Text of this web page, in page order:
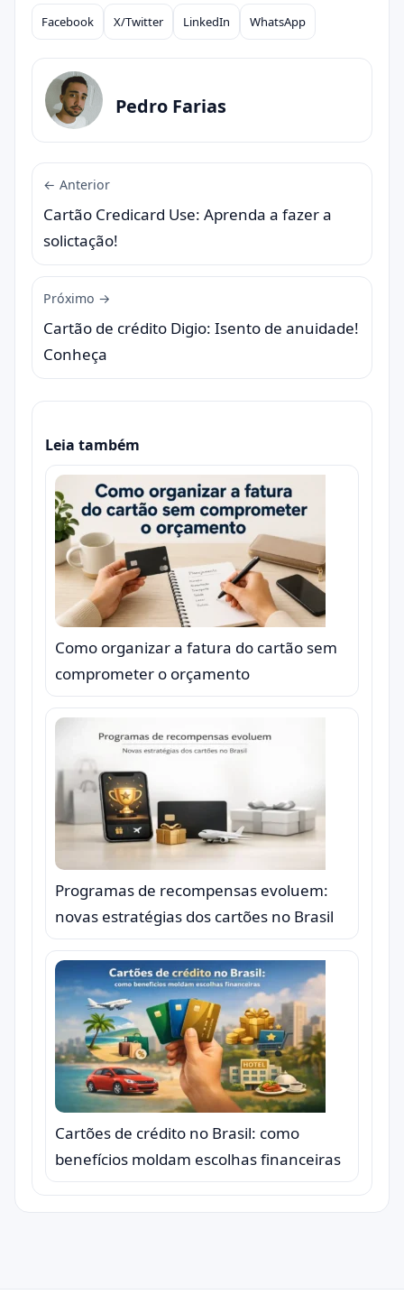
Compartilhar
Facebook X/Twitter LinkedIn WhatsApp
Pedro Farias
← Anterior
Cartão Credicard Use: Aprenda a fazer a
solictação!
Próximo →
Cartão de crédito Digio: Isento de anuidade!
Conheça
Leia também
Como organizar a fatura do cartão sem
comprometer o orçamento
Programas de recompensas evoluem:
novas estratégias dos cartões no Brasil
Cartões de crédito no Brasil: como
benefícios moldam escolhas financeiras